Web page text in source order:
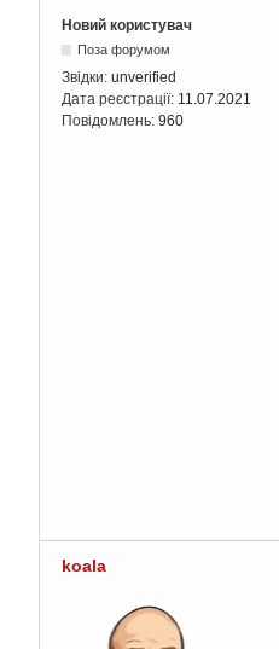
Новий користувач
Поза форумом
Звідки: unverified
Дата реєстрації: 11.07.2021
Повідомлень: 960
koala